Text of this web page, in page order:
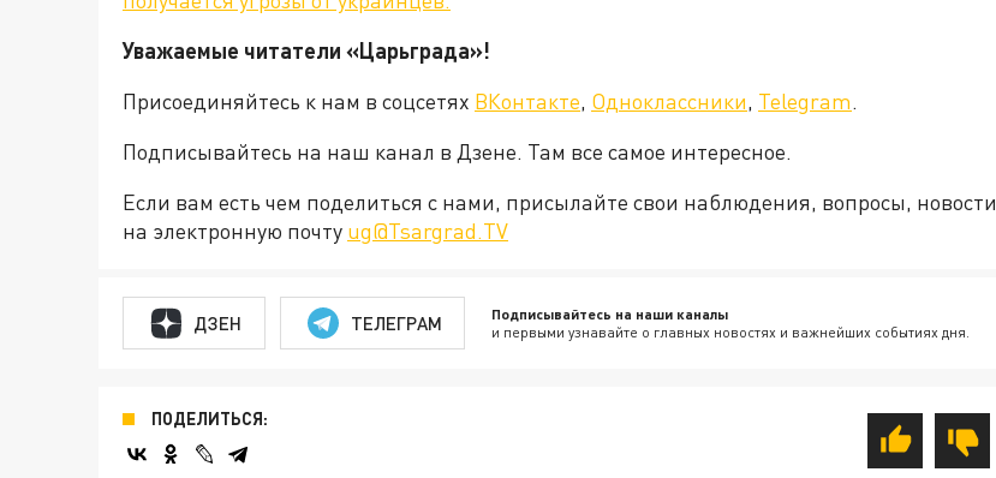
Уважаемые читатели «Царьграда»!
Присоединяйтесь к нам в соцсетях ВКонтакте, Одноклассники, Telegram.
Подписывайтесь на наш канал в Дзене. Там все самое интересное.
Если вам есть чем поделиться с нами, присылайте свои наблюдения, вопросы, новости
на электронную почту ug@Tsargrad.TV
ДЗЕН ТЕЛЕГРАМ Подписывайтесь на наши каналы
и первыми узнавайте о главных новостях и важнейших событиях дня.
ПОДЕЛИТЬСЯ: